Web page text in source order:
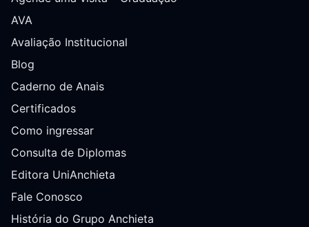
AVA
Avaliação Institucional
Blog
Caderno de Anais
Certificados
Como ingressar
Consulta de Diplomas
Editora UniAnchieta
Fale Conosco
História do Grupo Anchieta